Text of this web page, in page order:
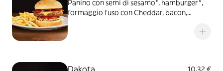
Panino con semi di sesamo*, hamburger*,
formaggio fuso con Cheddar, bacon,
Ketchup, servito con patate* Fries e salsa
Dakota 10,32 €